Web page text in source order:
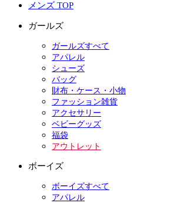
メンズ TOP
ガールズ
ガールズすべて
アパレル
シューズ
バッグ
財布・ケース・小物
ファッション雑貨
アクセサリー
ベビーグッズ
福袋
アウトレット
ボーイズ
ボーイズすべて
アパレル